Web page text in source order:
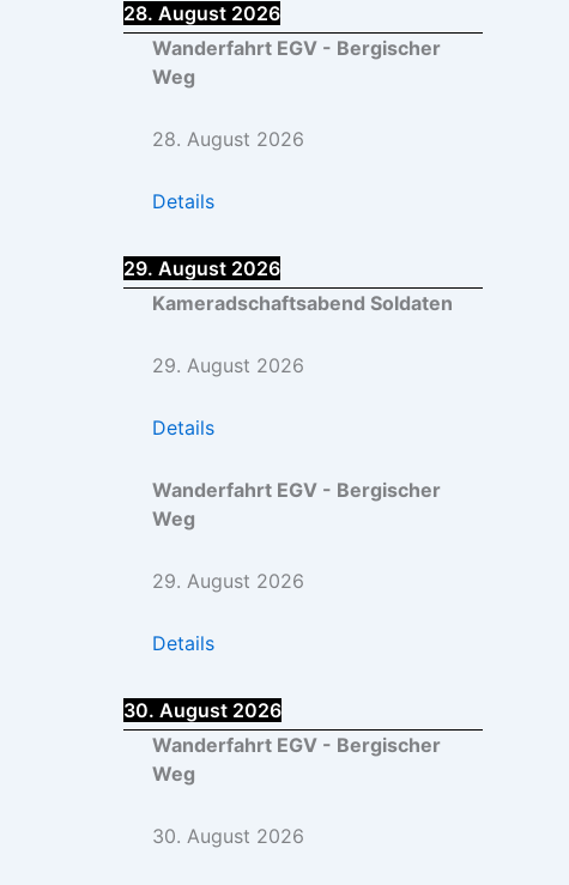
28. August 2026
Wanderfahrt EGV - Bergischer
Weg
28. August 2026
Details
29. August 2026
Kameradschaftsabend Soldaten
29. August 2026
Details
Wanderfahrt EGV - Bergischer
Weg
29. August 2026
Details
30. August 2026
Wanderfahrt EGV - Bergischer
Weg
30. August 2026